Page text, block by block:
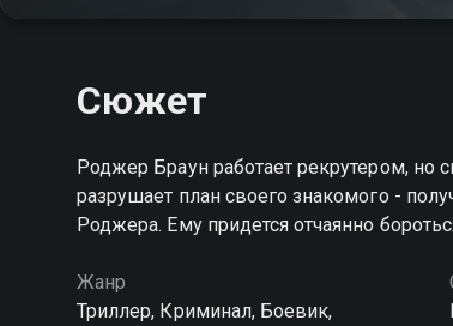
Сюжет
Роджер Браун работает рекрутером, но
разрушает план своего знакомого -
Роджера. Ему придется отчаянно
Жанр
Триллер, Криминал, Боевик,